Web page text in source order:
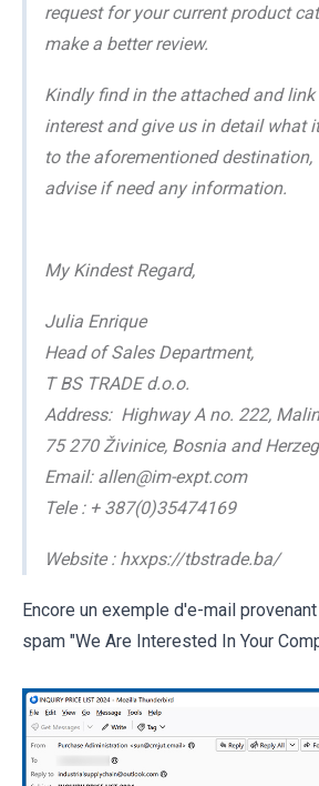
request for your current product
make a better review.
Kindly find in the attached and
interest and give us in detail what
to the aforementioned
advise if need any information.
My Kindest Regard,
Julia Enrique
Head of Sales Department,
T BS TRADE d.o.o.
Address: Highway A no. 222,
75 270 Živinice, Bosnia and
Email: allen@im-expt.com
Tele : + 387(0)35474169
Website : hxxps://tbstrade.ba/
Encore un exemple d'e-mail
spam "We Are Interested In Your